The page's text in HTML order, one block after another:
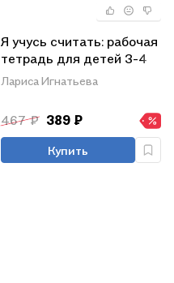
Я учусь считать: рабочая
тетрадь для детей 3-4
лет
Лариса Игнатьева
467 ₽ 389 ₽
Купить